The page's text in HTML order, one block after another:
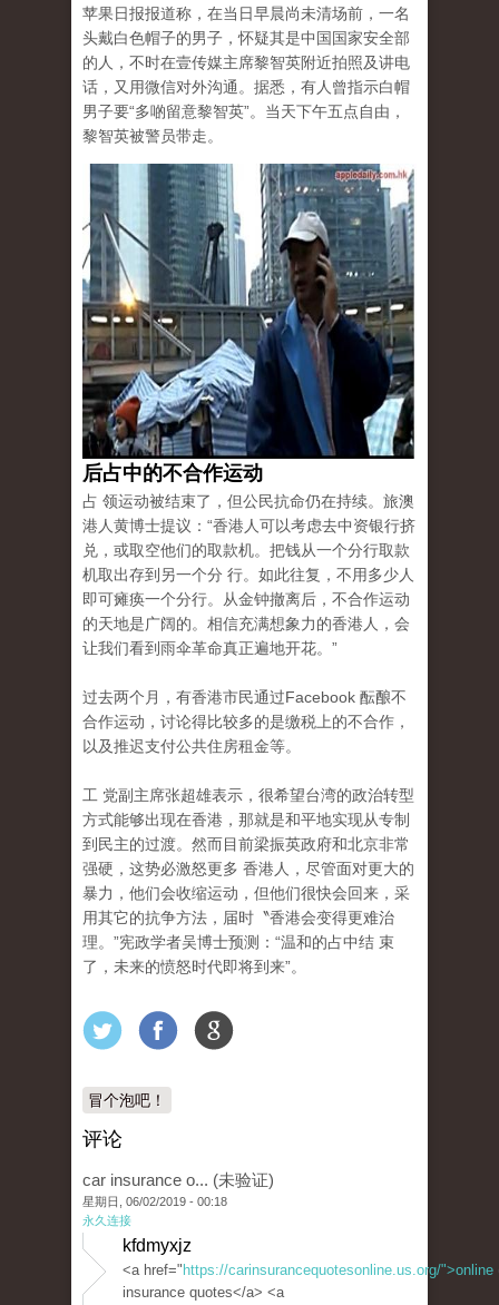
苹果日报报道称，在当日早晨尚未清场前，一名
头戴白色帽子的男子，怀疑其是中国国家安全部
的人，不时在壹传媒主席黎智英附近拍照及讲电
话，又用微信对外沟通。据悉，有人曾指示白帽
男子要“多啲留意黎智英”。当天下午五点自由，
黎智英被警员带走。
后占中的不合作运动
占 领运动被结束了，但公民抗命仍在持续。旅澳
港人黄博士提议：“香港人可以考虑去中资银行挤
兑，或取空他们的取款机。把钱从一个分行取款
机取出存到另一个分 行。如此往复，不用多少人
即可瘫痪一个分行。从金钟撤离后，不合作运动
的天地是广阔的。相信充满想象力的香港人，会
让我们看到雨伞革命真正遍地开花。”
过去两个月，有香港市民通过Facebook 酝酿不
合作运动，讨论得比较多的是缴税上的不合作 ，
以及推迟支付公共住房租金等。
工 党副主席张超雄表示，很希望台湾的政治转型
方式能够出现在香港，那就是和平地实现从专制
到民主的过渡。然而目前梁振英政府和北京非常
强硬，这势必激怒更多 香港人，尽管面对更大的
暴力，他们会收缩运动，但他们很快会回来，采
用其它的抗争方法，届时〝香港会变得更难治
理。”宪政学者吴博士预测：“温和的占中结 束
了，未来的愤怒时代即将到来”。
冒个泡吧！
评论
car insurance o... (未验证)
星期日, 06/02/2019 - 00:18
永久连接
kfdmyxjz
<a href=" https://carinsurancequotesonline.us.org/">online
insurance quotes</a> <a